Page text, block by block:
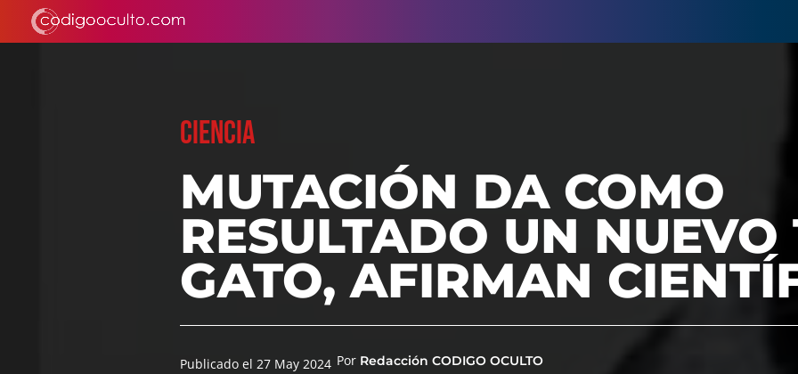
CIENCIA
MUTACIÓN DA COMO
RESULTADO UN
GATO, AFIRMAN
Publicado el 27 May 2024 Por Redacción CODIGO OCULTO